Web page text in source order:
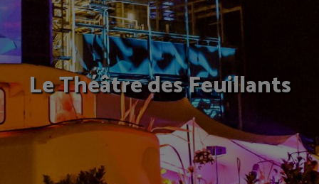
Le Théâtre des Feuillants